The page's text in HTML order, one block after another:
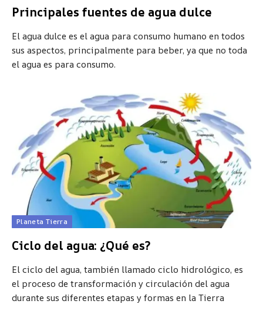
Principales fuentes de agua dulce
El agua dulce es el agua para consumo humano en todos
sus aspectos, principalmente para beber, ya que no toda
el agua es para consumo.
Planeta Tierra
Ciclo del agua: ¿Qué es?
El ciclo del agua, también llamado ciclo hidrológico, es
el proceso de transformación y circulación del agua
durante sus diferentes etapas y formas en la Tierra